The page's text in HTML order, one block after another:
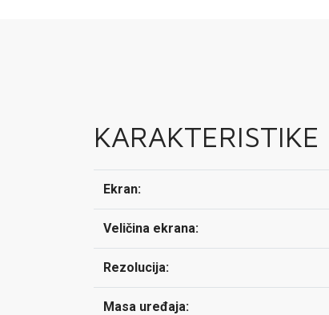
KARAKTERISTIKE
Ekran:
Veličina ekrana:
Rezolucija:
Masa uređaja: